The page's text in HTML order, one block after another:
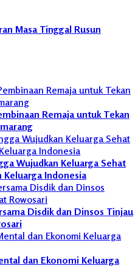
Masa Tinggal Rusun
Remaja untuk Tekan
Wujudkan Keluarga Sehat
Keluarga Indonesia
Disdik dan Dinsos Tinjau
dan Ekonomi Keluarga